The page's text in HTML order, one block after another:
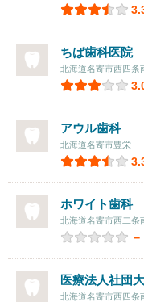
ちば歯科医院
北海道名寄市西四条
アウル歯科
北海道名寄市豊栄
ホワイト歯科
北海道名寄市西二条
－
医療法人社団
北海道名寄市西四条